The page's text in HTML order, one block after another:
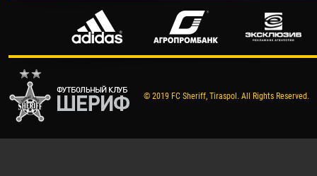
© 2019 FC Sheriff, Tiraspol. All Rights Reserved.